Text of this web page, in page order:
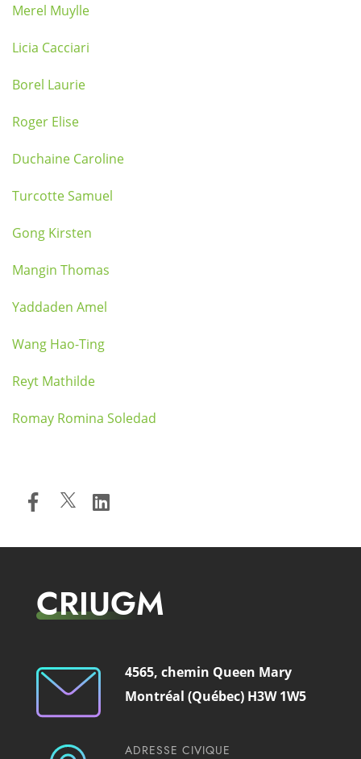
Merel Muylle
Licia Cacciari
Borel Laurie
Roger Elise
Duchaine Caroline
Turcotte Samuel
Gong Kirsten
Mangin Thomas
Yaddaden Amel
Wang Hao-Ting
Reyt Mathilde
Romay Romina Soledad
CRIUGM
4565, chemin Queen Mary
Montréal (Québec) H3W 1W5
ADRESSE CIVIQUE